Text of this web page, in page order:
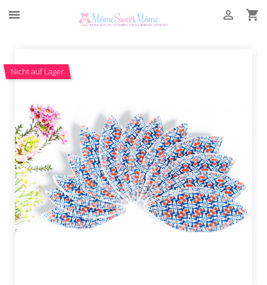
 

Nicht auf Lager